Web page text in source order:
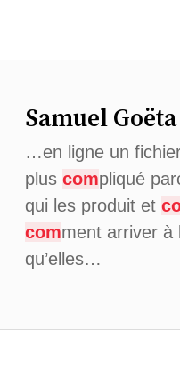
Samuel Goëta
…en ligne un
plus compliqué
qui les produit et
comment arriver à
qu’elles…